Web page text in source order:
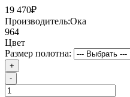
19 470₽
Производитель:Ока
964
Цвет
Размер полотна:
+
-